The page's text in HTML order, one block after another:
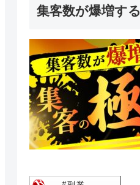
集客数が爆増する